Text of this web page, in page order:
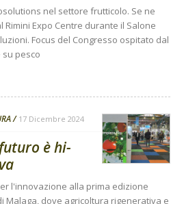
nel settore frutticolo. Se ne
Rimini Expo Centre durante il Salone
Focus del Congresso ospitato dal
pesco
17 Dicembre 2024
è hi-
l'innovazione alla prima edizione
Malaga, dove agricoltura rigenerativa e